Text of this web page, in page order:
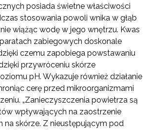
posiada świetne właściwości
stosowania powoli wnika w głąb
wiążąc wodę w jego wnętrzu. Kwas
zabiegowych doskonale
czemu zapobiega powstawaniu
przywróceniu skórze
pH. Wykazuje również działanie
cerę przed mikroorganizmami
„Zanieczyszczenia powietrza są
wpływających na zaostrzenie
na skórze. Z nieustępującym pod